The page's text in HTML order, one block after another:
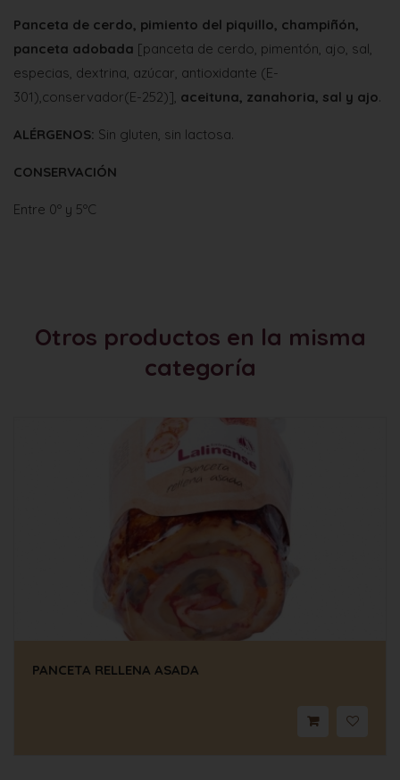
Panceta de cerdo, pimiento del piquillo, champiñón,
panceta adobada [panceta de cerdo, pimentón, ajo, sal,
especias, dextrina, azúcar, antioxidante (E-
301),conservador(E-252)], aceituna, zanahoria, sal y ajo.
ALÉRGENOS: Sin gluten, sin lactosa.
CONSERVACIÓN
Entre 0º y 5ºC
Otros productos en la misma
categoría
PANCETA RELLENA ASADA